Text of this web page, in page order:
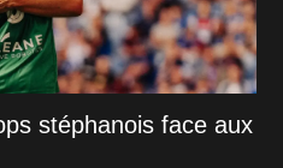
stéphanois face aux